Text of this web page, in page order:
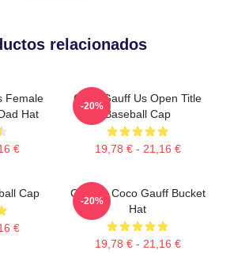
relacionados
Female
Hat
€
Coco Gauff Us Open Title
Baseball Cap
19,78 € - 21,16 €
-20%
Cap
€
Call Me Coco Gauff Bucket
Hat
19,78 € - 21,16 €
-20%